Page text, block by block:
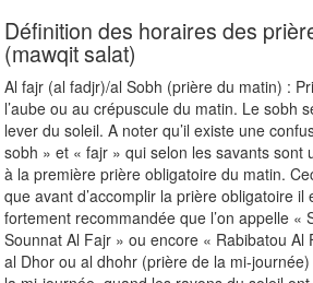
Définition des horaires des
(mawqit salat)
Al fajr (al fadjr)/al Sobh (prière du matin) :
l’aube ou au crépuscule du matin. Le sobh
lever du soleil. A noter qu’il existe une
sobh » et « fajr » qui selon les savants sont
à la première prière obligatoire du matin.
que avant d’accomplir la prière obligatoire il
fortement recommandée que l’on appelle «
Sounnat Al Fajr » ou encore « Rabibatou Al
al Dhor ou al dhohr (prière de la mi-